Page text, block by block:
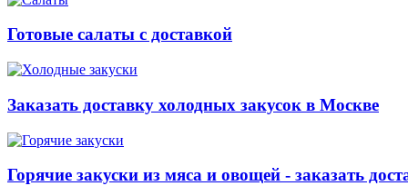
Готовые салаты с доставкой
Заказать доставку холодных закусок в Москве
Горячие закуски из мяса и овощей - заказать